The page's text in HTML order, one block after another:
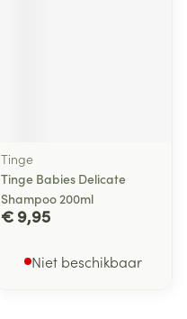
Tinge
Tinge Babies Delicate
Shampoo 200ml
€ 9,95
Niet beschikbaar